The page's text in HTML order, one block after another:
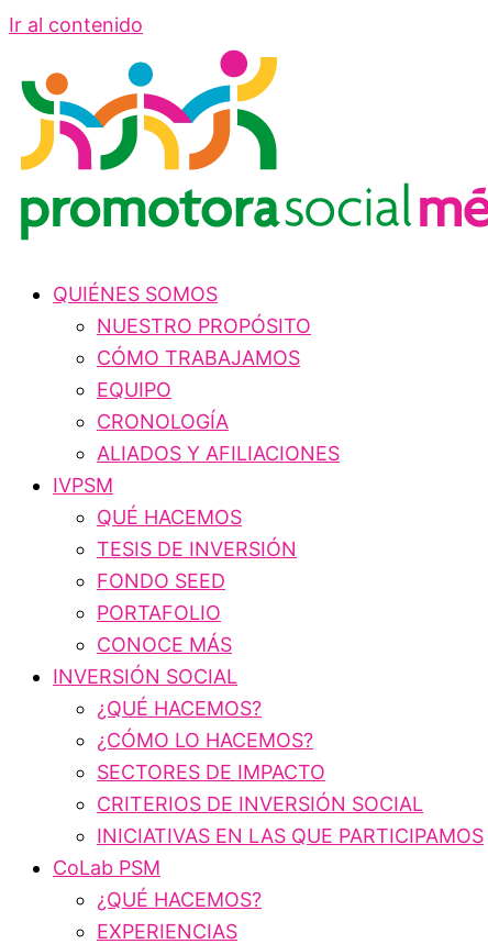
Ir al contenido
QUIÉNES SOMOS
NUESTRO PROPÓSITO
CÓMO TRABAJAMOS
EQUIPO
CRONOLOGÍA
ALIADOS Y AFILIACIONES
IVPSM
QUÉ HACEMOS
TESIS DE INVERSIÓN
FONDO SEED
PORTAFOLIO
CONOCE MÁS
INVERSIÓN SOCIAL
¿QUÉ HACEMOS?
¿CÓMO LO HACEMOS?
SECTORES DE IMPACTO
CRITERIOS DE INVERSIÓN SOCIAL
INICIATIVAS EN LAS QUE PARTICIPAMOS
CoLab PSM
¿QUÉ HACEMOS?
EXPERIENCIAS